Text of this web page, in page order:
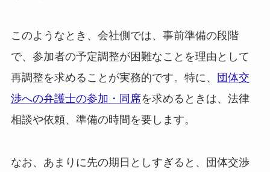
このようなとき、会社側では、事前準備の段階
で、参加者の予定調整が困難なことを理由として
再調整を求めることが実務的です。特に、
団体交
渉への弁護士の参加・同席を求めるときは、法律
相談や依頼、準備の時間を要します。
なお、あまりに先の期日としすぎると、団体交渉